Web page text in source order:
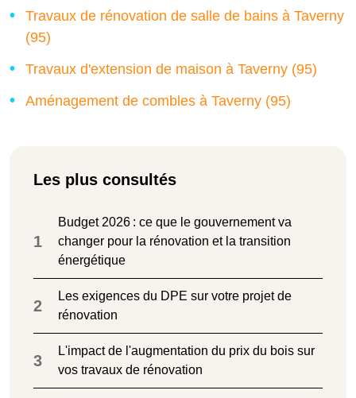
Travaux de rénovation de salle de bains à Taverny
(95)
Travaux d'extension de maison à Taverny (95)
Aménagement de combles à Taverny (95)
Les plus consultés
1
Budget 2026 : ce que le gouvernement va
changer pour la rénovation et la transition
énergétique
2
Les exigences du DPE sur votre projet de
rénovation
3
L'impact de l'augmentation du prix du bois sur
vos travaux de rénovation